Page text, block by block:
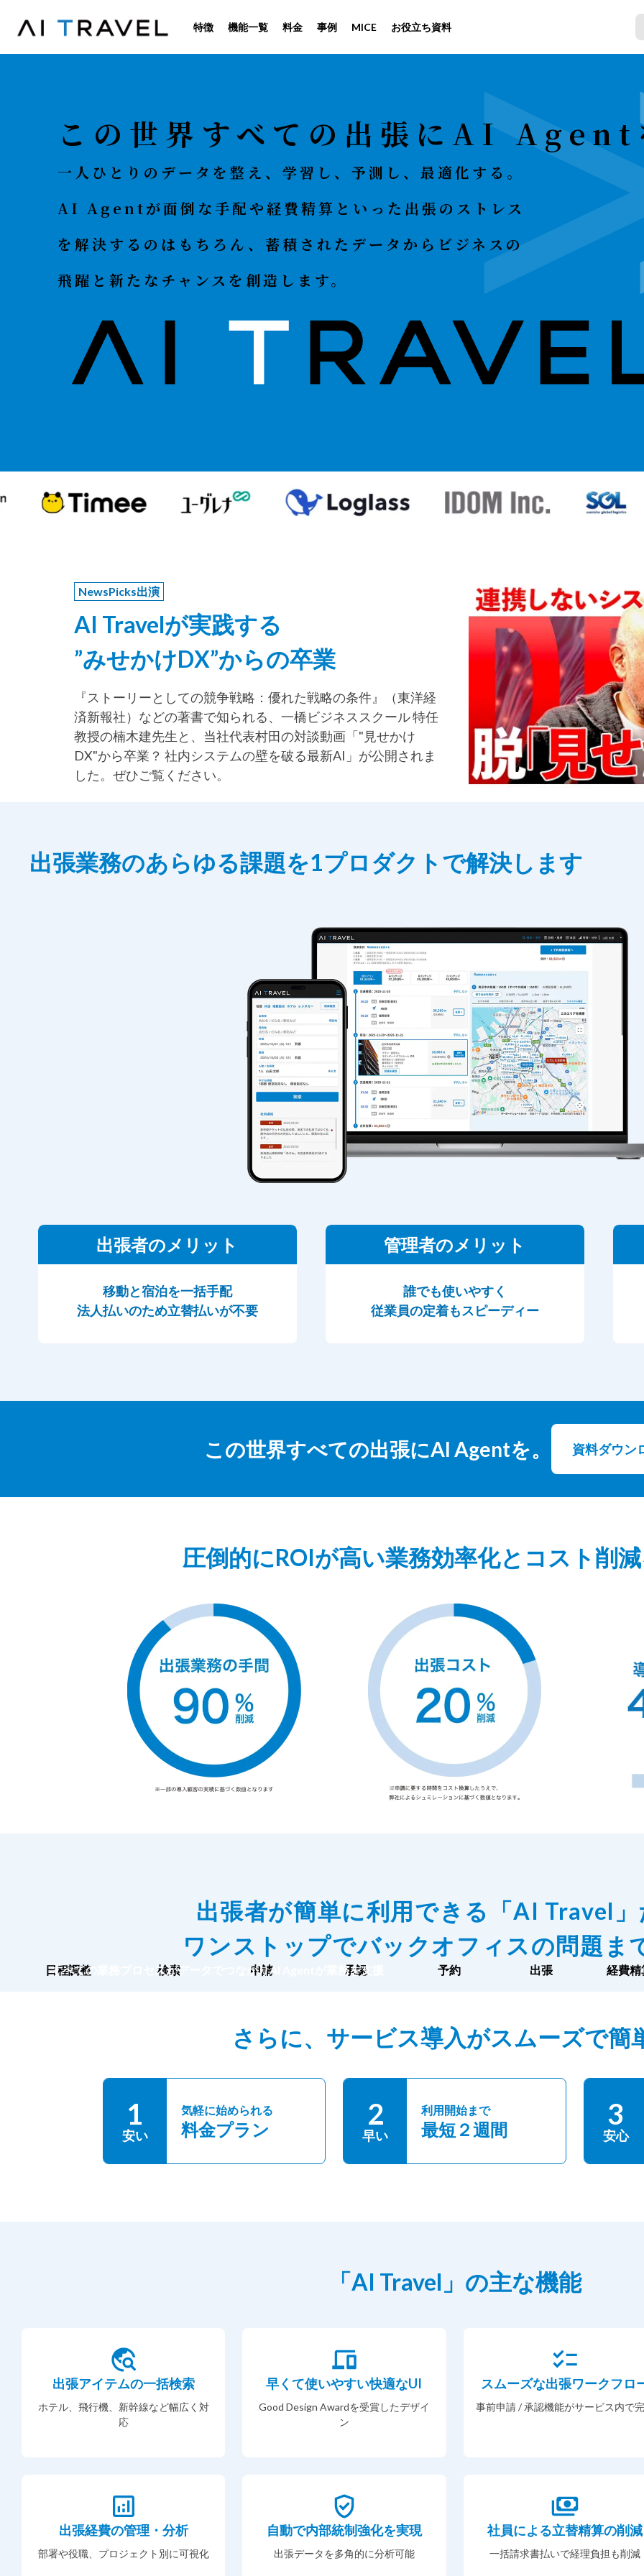
特徴 機能一覧 料金 事例 MICE お役立ち資料
この世界すべての出張にAI Agent
一人ひとりのデータを整え、学習し、予測し、最適化する。
AI Agentが面倒な手配や経費精算といった出張のストレス
を解決するのはもちろん、蓄積されたデータからビジネスの
飛躍と新たなチャンスを創造します。
NewsPicks出演
AI Travelが実践する
”みせかけDX”からの卒業
『ストーリーとしての競争戦略：優れた戦略の条件』（東洋経
済新報社）などの著書で知られる、一橋ビジネススクール 特任
教授の楠木建先生と、当社代表村田の対談動画「"見せかけ
DX"から卒業？ 社内システムの壁を破る最新AI」が公開されま
した。ぜひご覧ください。
出張業務のあらゆる課題を1プロダクトで解決します
出張者のメリット
移動と宿泊を一括手配
法人払いのため立替払いが不要
管理者のメリット
誰でも使いやすく
従業員の定着もスピーディー
この世界すべての出張にAI Agentを。 資料ダウン
圧倒的にROIが高い業務効率化とコスト削
出張者が簡単に利用できる「AI Travel
ワンストップでバックオフィスの問題ま
日程調整 検索 申請 承認 予約 出張 経費精
すべての業務プロセスがデータでつながりAI Agentが業務を支援
さらに、サービス導入がスムーズで簡
1
安い
気軽に始められる
料金プラン 2
早い
利用開始まで
最短２週間 3
安心
「AI Travel」の主な機能
出張アイテムの一括検索
ホテル、飛行機、新幹線など幅広く対
応
早くて使いやすい快適なUI
Good Design Awardを受賞したデザイ
ン
スムーズな出張ワークフロ
事前申請 / 承認機能がサービス内で
出張経費の管理・分析
部署や役職、プロジェクト別に可視化
自動で内部統制強化を実現
出張データを多角的に分析可能
社員による立替精算の削減
一括請求書払いで経理負担も削減